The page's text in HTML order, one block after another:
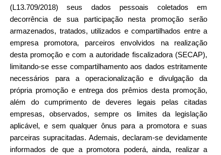
(L13.709/2018) seus dados pessoais coletados em
decorrência de sua participação nesta promoção serão
armazenados, tratados, utilizados e compartilhados entre a
empresa promotora, parceiros envolvidos na realização
desta promoção e com a autoridade fiscalizadora (SECAP),
limitando-se esse compartilhamento aos dados estritamente
necessários para a operacionalização e divulgação da
própria promoção e entrega dos prêmios desta promoção,
além do cumprimento de deveres legais pelas citadas
empresas, observados, sempre os limites da legislação
aplicável, e sem qualquer ônus para a promotora e suas
parceiras supracitadas. Ademais, declaram-se devidamente
informados de que a promotora poderá, ainda, realizar a